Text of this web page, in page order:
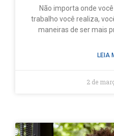
Não importa onde
trabalho você realiza,
maneiras de ser mais
LEIA
2 de